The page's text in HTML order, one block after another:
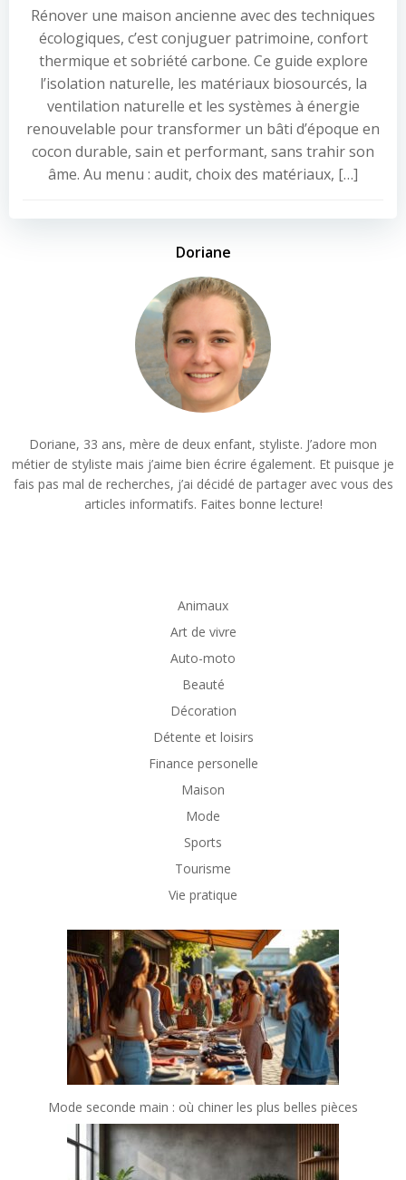
Rénover une maison ancienne avec des techniques
écologiques, c’est conjuguer patrimoine, confort
thermique et sobriété carbone. Ce guide explore
l’isolation naturelle, les matériaux biosourcés, la
ventilation naturelle et les systèmes à énergie
renouvelable pour transformer un bâti d’époque en
cocon durable, sain et performant, sans trahir son
âme. Au menu : audit, choix des matériaux, […]
Doriane
Doriane, 33 ans, mère de deux enfant, styliste. J’adore mon
métier de styliste mais j’aime bien écrire également. Et puisque je
fais pas mal de recherches, j’ai décidé de partager avec vous des
articles informatifs. Faites bonne lecture!
Animaux
Art de vivre
Auto-moto
Beauté
Décoration
Détente et loisirs
Finance personelle
Maison
Mode
Sports
Tourisme
Vie pratique
Mode seconde main : où chiner les plus belles pièces